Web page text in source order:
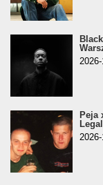
Peja